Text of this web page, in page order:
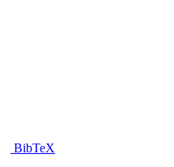
BibTeX